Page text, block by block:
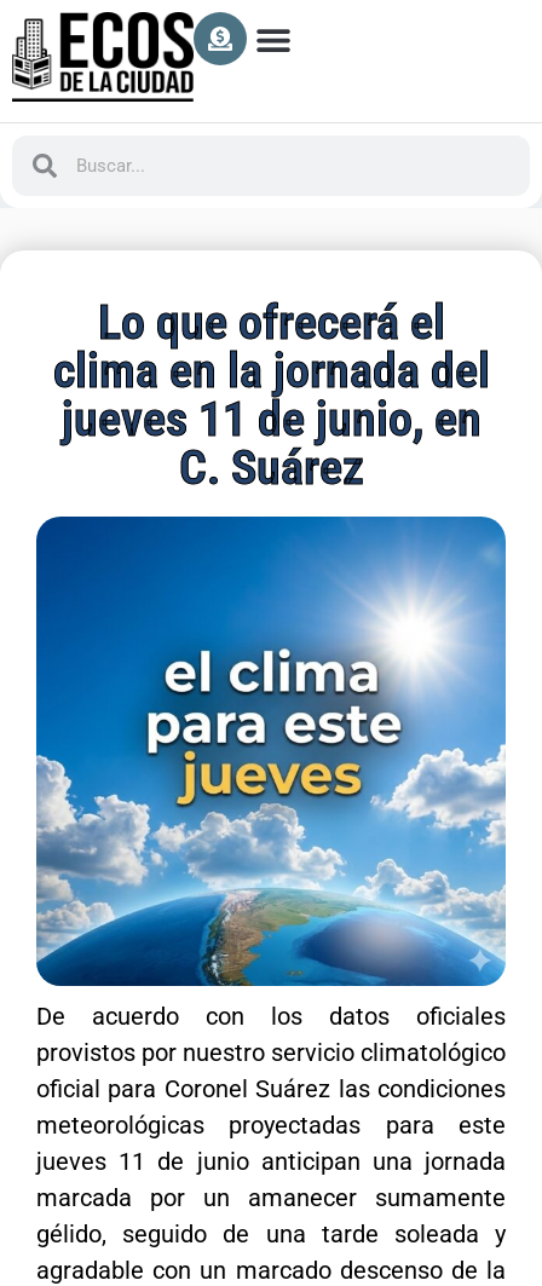
Lo que ofrecerá el
clima en la jornada del
jueves 11 de junio, en
C. Suárez
De acuerdo con los datos oficiales
provistos por nuestro servicio climatológico
oficial para Coronel Suárez las condiciones
meteorológicas proyectadas para este
jueves 11 de junio anticipan una jornada
marcada por un amanecer sumamente
gélido, seguido de una tarde soleada y
agradable con un marcado descenso de la